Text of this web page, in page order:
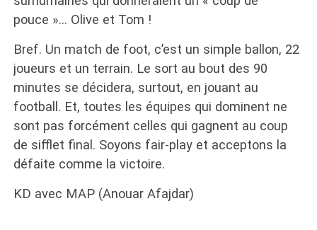
pouce »… Olive et Tom !
Bref. Un match de foot, c’est un simple ballon, 22
joueurs et un terrain. Le sort au bout des 90
minutes se décidera, surtout, en jouant au
football. Et, toutes les équipes qui dominent ne
sont pas forcément celles qui gagnent au coup
de sifflet final. Soyons fair-play et acceptons la
défaite comme la victoire.
KD avec MAP (Anouar Afajdar)